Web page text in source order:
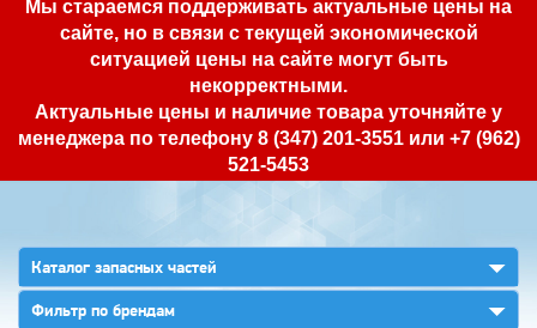
Мы стараемся поддерживать актуальные цены на
сайте, но в связи с текущей экономической
ситуацией цены на сайте могут быть
некорректными.
Актуальные цены и наличие товара уточняйте у
менеджера по телефону 8 (347) 201-3551или +7 (962)
521-5453
Каталог запасных частей ▼
Фильтр по брендам ▼